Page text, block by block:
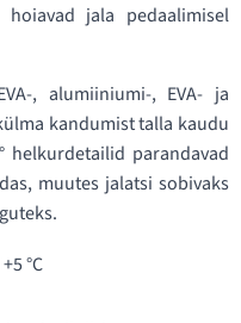
jala pedaalimisel
, alumiiniumi-, EVA- ja
kandumist talla kaudu
helkurdetailid parandavad
muutes jalatsi sobivaks
°C